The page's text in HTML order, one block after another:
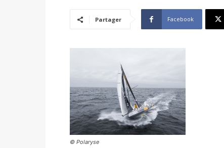
Partager Facebook
© Polaryse